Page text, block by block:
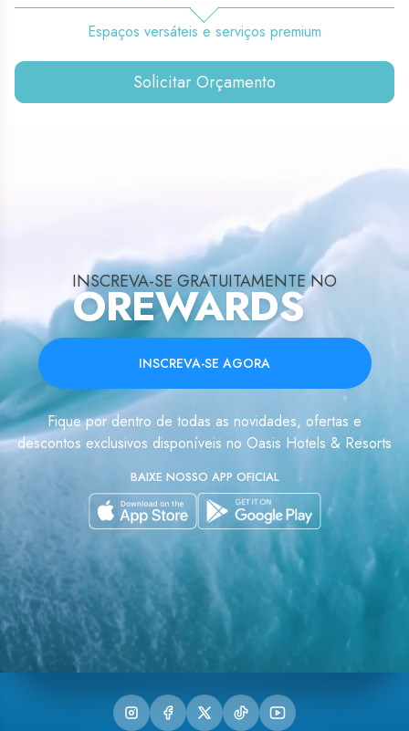
Espaços versáteis e serviços premium
Solicitar Orçamento
INSCREVA-SE GRATUITAMENTE NO
OREWARDS
INSCREVA-SE AGORA
Fique por dentro de todas as novidades, ofertas e
descontos exclusivos disponíveis no Oasis Hotels & Resorts
BAIXE NOSSO APP OFICIAL